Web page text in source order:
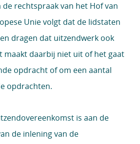
rechtspraak van het Hof van
Unie volgt dat de lidstaten
dragen dat uitzendwerk ook
maakt daarbij niet uit of het gaat
opdracht of om een aantal
opdrachten.
is aan de
de inlening van de